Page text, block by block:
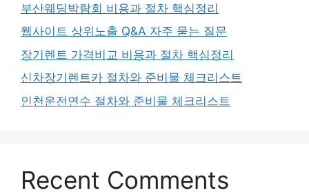
부산웨딩박람회 비용과 절차 핵심정리
웹사이트 상위노출 Q&A 자주 묻는 질문
장기렌트 가격비교 비용과 절차 핵심정리
신차장기렌트카 절차와 준비물 체크리스트
인천운전연수 절차와 준비물 체크리스트
Recent Comments